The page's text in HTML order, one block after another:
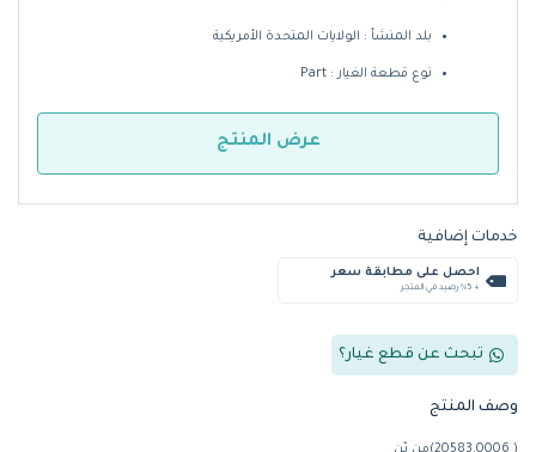
بلد المنشأ : الولايات المتحدة الأمريكية
نوع قطعة الغيار : Part
عرض المنتج
خدمات إضافية
احصل على مطابقة سعر
+ %5 رصيد في المتجر
تبحث عن قطع غيار؟
وصف المنتج